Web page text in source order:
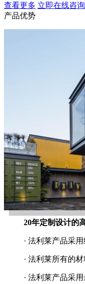
查看更多 立即在线咨询
产品优势
20年定制设计的
· 法利莱产品采
· 法利莱所有的
· 法利莱产品采